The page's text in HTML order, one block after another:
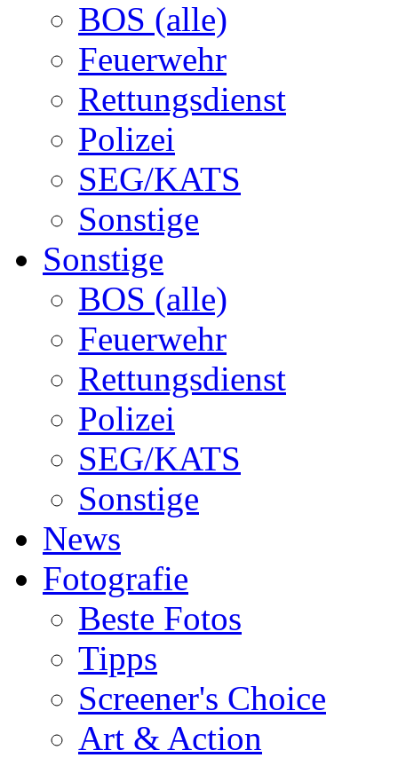
BOS (alle)
Feuerwehr
Rettungsdienst
Polizei
SEG/KATS
Sonstige
Sonstige
BOS (alle)
Feuerwehr
Rettungsdienst
Polizei
SEG/KATS
Sonstige
News
Fotografie
Beste Fotos
Tipps
Screener's Choice
Art & Action